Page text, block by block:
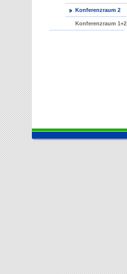
Konferenzraum 2
Konferenzraum 1+2